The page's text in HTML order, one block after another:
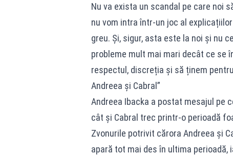
Nu va exista un scandal pe care noi
nu vom intra într-un joc al
greu. Și, sigur, asta este la noi și nu
probleme mult mai mari decât ce se
respectul, discreția și să ținem
Andreea și Cabral”
Andreea Ibacka a postat mesajul pe
cât și Cabral trec printr-o perioadă
Zvonurile potrivit cărora Andreea și
apară tot mai des în ultima